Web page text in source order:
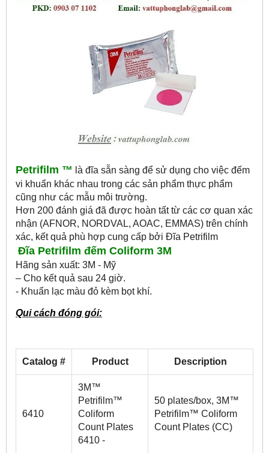
Petrifilm ™ là đĩa sẵn sàng để sử dụng cho việc đếm
vi khuẩn khác nhau trong các sản phẩm thực phẩm
cũng như các mẫu môi trường.
Hơn 200 đánh giá đã được hoàn tất từ các cơ quan xác
nhận (AFNOR, NORDVAL, AOAC, EMMAS) trên chính
xác, kết quả phù hợp cung cấp bởi Đĩa Petrifilm
Đĩa Petrifilm đếm Coliform 3M
Hãng sản xuất: 3M - Mỹ
– Cho kết quả sau 24 giờ.
- Khuẩn lạc màu đỏ kèm bọt khí.
Qui cách đóng gói:
Catalog # Product Description
6410
3M™
Petrifilm™
Coliform
Count Plates
6410 -
50 plates/box, 3M™
Petrifilm™ Coliform
Count Plates (CC)